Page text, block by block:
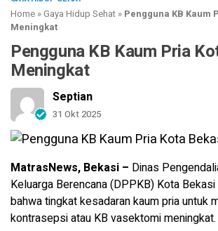
Home »Gaya Hidup Sehat » Pengguna KB Kaum
Meningkat
Pengguna KB Kaum Pria
Meningkat
Septian
31 Okt 2025
MatrasNews, Bekasi – Dinas
Keluarga Berencana (DPPKB) Kota
bahwa tingkat kesadaran kaum pria untuk
kontrasepsi atau KB vasektomi meningkat.